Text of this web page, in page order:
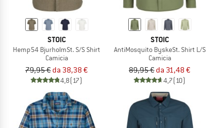
STOIC
Hemp54 BjurholmSt. S/S Shirt
Camicia
79,95 € da 38,38 €
4,8(17)
STOIC
AntiMosquito ByskeSt. Shirt L/S
Camicia
89,95 € da 31,48 €
4,7(10)